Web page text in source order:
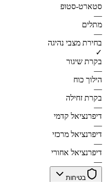
סטארט-סטופ
—
מתלים
—
בחירת מצבי נהיגה
✓
בקרת שיגור
—
הילוך כוח
—
בקרת זחילה
—
דיפרנציאל קדמי
—
דיפרנציאל מרכזי
—
דיפרנציאל אחורי
—
בטיחות